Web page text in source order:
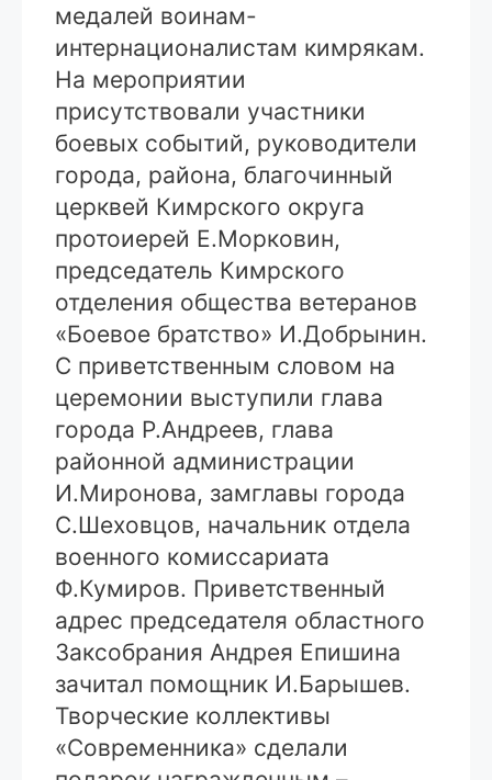
медалей воинам-
интернационалистам кимрякам.
На мероприятии
присутствовали участники
боевых событий, руководители
города, района, благочинный
церквей Кимрского округа
протоиерей Е.Морковин,
председатель Кимрского
отделения общества ветеранов
«Боевое братство» И.Добрынин.
С приветственным словом на
церемонии выступили глава
города Р.Андреев, глава
районной администрации
И.Миронова, замглавы города
С.Шеховцов, начальник отдела
военного комиссариата
Ф.Кумиров. Приветственный
адрес председателя областного
Заксобрания Андрея Епишина
зачитал помощник И.Барышев.
Творческие коллективы
«Современника» сделали